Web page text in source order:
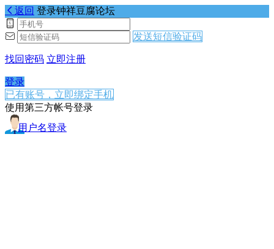
返回 登录钟祥豆腐论坛
发送短信验证码
找回密码 立即注册
登录
已有账号，立即绑定手机
使用第三方帐号登录
用户名登录